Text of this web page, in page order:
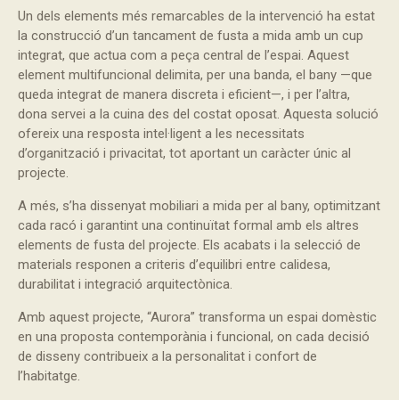
Un dels elements més remarcables de la intervenció ha estat
la construcció d’un tancament de fusta a mida amb un cup
integrat, que actua com a peça central de l’espai. Aquest
element multifuncional delimita, per una banda, el bany —que
queda integrat de manera discreta i eficient—, i per l’altra,
dona servei a la cuina des del costat oposat. Aquesta solució
ofereix una resposta intel·ligent a les necessitats
d’organització i privacitat, tot aportant un caràcter únic al
projecte.
A més, s’ha dissenyat mobiliari a mida per al bany, optimitzant
cada racó i garantint una continuïtat formal amb els altres
elements de fusta del projecte. Els acabats i la selecció de
materials responen a criteris d’equilibri entre calidesa,
durabilitat i integració arquitectònica.
Amb aquest projecte, “Aurora” transforma un espai domèstic
en una proposta contemporània i funcional, on cada decisió
de disseny contribueix a la personalitat i confort de
l’habitatge.